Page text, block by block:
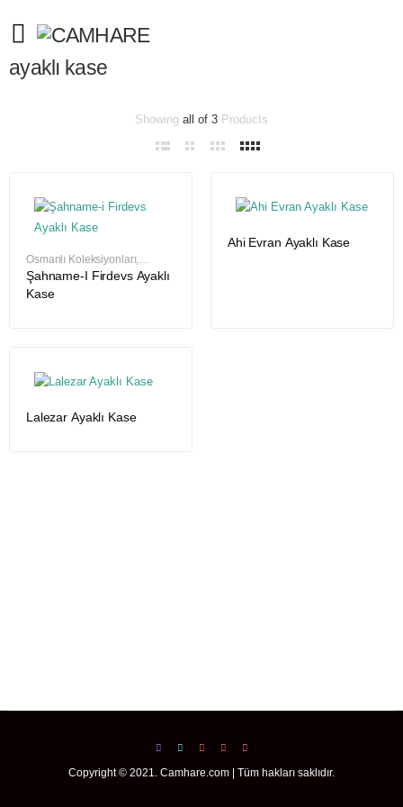
ayaklı kase
Showing all of 3 Products
yükseğe
Osmanlı Koleksiyonları
Osmanlı Koleksiyonları ,
Osmanlı Koleksiyonları
Şahname-I Firdevs Ayaklı
Kase
Ahi Evran Ayaklı Kase
Lalezar Ayaklı Kase
Copyright © 2021. Camhare.com | Tüm hakları saklıdır.